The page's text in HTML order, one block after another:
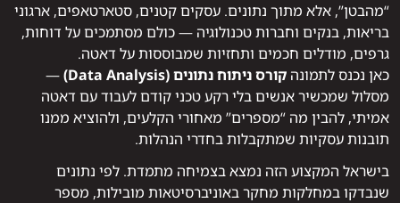
“מהבטן”, אלא מתוך נתונים. עסקים קטנים, סטארטאפים, ארגוני
בריאות, בנקים וחברות טכנולוגיה — כולם מסתמכים על דוחות,
גרפים, מודלים חכמים ותחזיות שמבוססות על דאטה.
כאן נכנס לתמונה קורס ניתוח נתונים (Data Analysis)
—
מסלול שמכשיר אנשים בלי רקע טכני קודם לעבוד עם דאטה
אמיתי, להבין מה “מספרים” מאחורי הקלעים, ולהוציא ממנו
תובנות עסקיות שמתקבלות בחדרי הנהלות.
בישראל המקצוע הזה נמצא בצמיחה מתמדת. לפי נתונים
שנבדקו במחלקות מחקר באוניברסיטאות מובילות, מספר